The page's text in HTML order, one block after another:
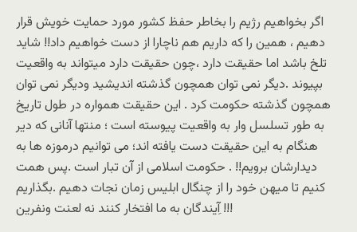
اگر بخواهیم رژیم را بخاطر حفظ کشور مورد حمایت خویش قرار
دهیم ، همین را که داریم هم ناچارا از دست خواهیم داد!! شاید
تلخ باشد اما حقیقت دارد ،چون حقیقت دارد میتواند به واقعیت
بپیوند .دیگر نمی توان همچون گذشته اندیشید ودیگر نمی توان
همچون گذشته حکومت کرد . این حقیقت همواره در طول تاریخ
به طور تسلسل وار به واقعیت پیوسته است ؛ منتها آنانی که دیر
هنگام به این حقیقت دست یافته اند؛ می توانیم درموزه ها به
دیدارشان برویم!! . حکومت اسلامی از آن تبار است .پس همت
کنیم تا میهن خود را از چنگال ابلیس زمان نجات دهیم .بگذاریم
آِیندگان به ما افتخار کنند نه لعنت ونفرین !!!